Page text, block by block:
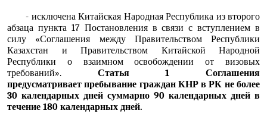
- исключена Китайская Народная Республика из второго
абзаца пункта 17 Постановления в связи с вступлением в
силу «Соглашения между Правительством Республики
Казахстан и Правительством Китайской Народной
Республики о взаимном освобождении от визовых
требований». Статья 1 Соглашения
предусматриваетпребывание граждан КНР в РК не более
30 календарных дней суммарно 90 календарных дней в
течение 180 календарных дней.